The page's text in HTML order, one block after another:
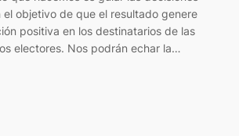
el objetivo de que el resultado genere
positiva en los destinatarios de las
electores. Nos podrán echar la…